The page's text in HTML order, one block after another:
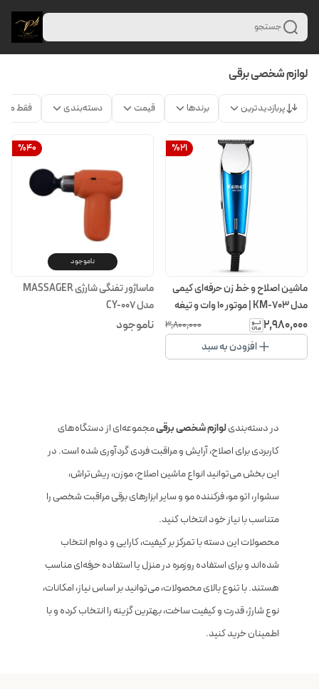
جستجو
لوازم شخصی برقی
پربازدیدترین برندها قیمت دسته‌بندی فقط
%21
ماشین اصلاح و خط زن حرفه‌ای کیمی
مدل KM-703 | موتور ۱۰ وات و تیغه
استیل ضد زنگ
۲٬۹۸۰٬۰۰۰ ۳٬۸۰۰٬۰۰۰
افزودن به سبد
%40
ناموجود
ماساژور تفنگی شارژی MASSAGER
مدل CY-007
ناموجود
در دسته‌بندیلوازم شخصی برقیمجموعه‌ای از دستگاه‌های
کاربردی برای اصلاح، آرایش و مراقبت فردی گردآوری شده است. در
این بخش می‌توانید انواع ماشین اصلاح، موزن، ریش‌تراش،
سشوار، اتو مو، فرکننده مو و سایر ابزارهای برقی مراقبت شخصی را
متناسب با نیاز خود انتخاب کنید.
محصولات این دسته با تمرکز بر کیفیت، کارایی و دوام انتخاب
شده‌اند و برای استفاده روزمره در منزل یا استفاده حرفه‌ای مناسب
هستند. با تنوع بالای محصولات، می‌توانید بر اساس نیاز، امکانات،
نوع شارژ، قدرت و کیفیت ساخت، بهترین گزینه را انتخاب کرده و با
اطمینان خرید کنید.